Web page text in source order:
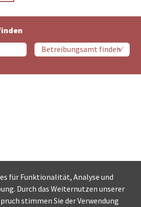
für Funktionalität, Analyse und
Durch das Weiternutzen unserer
stimmen Sie der Verwendung